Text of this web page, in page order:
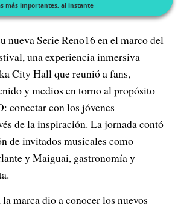
más importantes, al instante
nueva Serie Reno16 en el marco del
una experiencia inmersiva
City Hall que reunió a fans,
y medios en torno al propósito
conectar con los jóvenes
de la inspiración. La jornada contó
de invitados musicales como
y Maiguai, gastronomía y
marca dio a conocer los nuevos